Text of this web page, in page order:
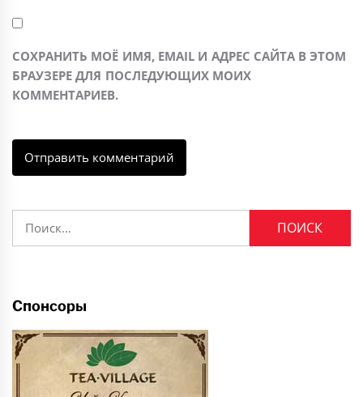
СОХРАНИТЬ МОЁ ИМЯ, EMAIL И АДРЕС САЙТА В ЭТОМ
БРАУЗЕРЕ ДЛЯ ПОСЛЕДУЮЩИХ МОИХ
КОММЕНТАРИЕВ.
Найти:
Спонсоры